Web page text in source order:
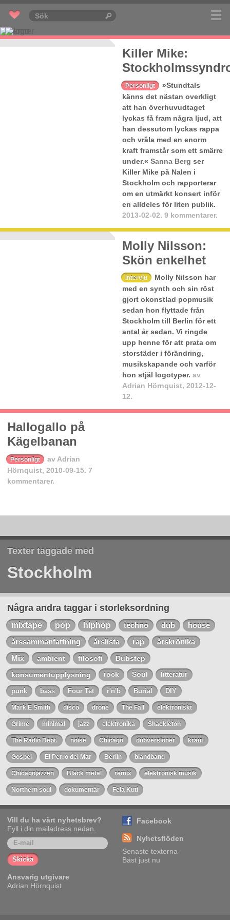
Killer Mike:
Personligt
»Stundtals
känns det nästan overkligt
att han överhuvudtaget
lyckas få fram några ljud, att
han dessutom lyckas rappa
och vråla med en enorm
kraft framstår som ett smärre
under.« Sanna Berg ser
Killer Mike på Nalen i
Stockholm och rapporterar
om en utmärkt konsert inför
en alldeles för liten publik.
2013-02-02. 9 kommentarer.
Molly Nilsson:
Skön enkelhet
Intervju
Molly Nilsson har
med en synth och sin röst
gjort okonstlad popmusik
sedan hon flyttade från
Stockholm till Berlin för ett
antal år sedan. Vi ringde
upp henne för att prata om
storstäder i förändring,
musikskapande och varför
hon stjäl logotyper. av
Adrian Hörnquist, 2012-12-
12.
Hallogallo på
Kägelbanan
Personligt av Adrian
Hörnquist, 2010-09-15. 7
kommentarer.
Texter taggade med
Stockholm
Några andra taggar i storleksordning
mixtape pop hiphop techno dub house
årssammanfattning årslista rap
årskrönika
Mix
ambient filosofi
Dubstep
konsumentupplysning
rock Soul litteratur
punk bass Four Tet r'n'b Burial DIY
Mark E Smith disco drone The Fall elektroniskt
Grime minimal jazz elektronika Shackleton
The Radio Dept. noise Chicago dubversioner kraut
Gospel El Perro del Mar Berlin blandband
Chicagojazzen Black metal remix elektronisk musik
Northern soul dokumentär Fela Kuti
Vill du ha vårt nyhetsbrev?
Fyll i din mailadress nedan.
Ansvarig utgivare
Adrian Hörnquist
Facebook
Nyhetsflöden
Senaste texterna
Bäst just nu